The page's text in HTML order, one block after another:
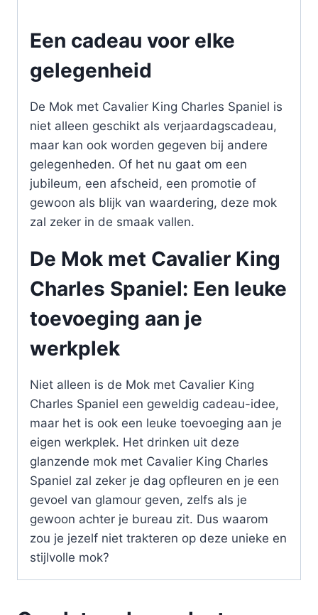
Een cadeau voor elke
gelegenheid
De Mok met Cavalier King Charles Spaniel is
niet alleen geschikt als verjaardagscadeau,
maar kan ook worden gegeven bij andere
gelegenheden. Of het nu gaat om een
jubileum, een afscheid, een promotie of
gewoon als blijk van waardering, deze mok
zal zeker in de smaak vallen.
De Mok met Cavalier King
Charles Spaniel: Een leuke
toevoeging aan je
werkplek
Niet alleen is de Mok met Cavalier King
Charles Spaniel een geweldig cadeau-idee,
maar het is ook een leuke toevoeging aan je
eigen werkplek. Het drinken uit deze
glanzende mok met Cavalier King Charles
Spaniel zal zeker je dag opfleuren en je een
gevoel van glamour geven, zelfs als je
gewoon achter je bureau zit. Dus waarom
zou je jezelf niet trakteren op deze unieke en
stijlvolle mok?